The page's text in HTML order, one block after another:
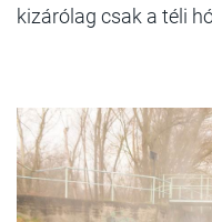
kizárólag csak a téli